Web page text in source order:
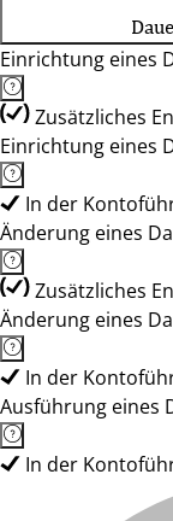
Einrichtung eines
Zusätzliches
Einrichtung eines
In der
Änderung eines
Zusätzliches
Änderung eines
In der
Ausführung eines
In der